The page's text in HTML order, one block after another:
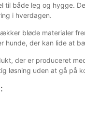
til både leg og hygge.
i hverdagen.
bløde materialer
hunde, der kan lide at
der er produceret
løsning uden at gå på